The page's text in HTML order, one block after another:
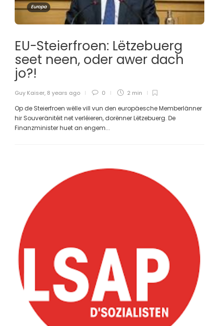
Europa
EU-Steierfroen: Lëtzebuerg
seet neen, oder awer dach
jo?!
Guy Kaiser, 8 years ago 0 2 min
Op de Steierfroen wëlle vill vun den europäesche Memberlänner
hir Souveränitéit net verléieren, dorënner Lëtzebuerg. De
Finanzminister huet an engem...